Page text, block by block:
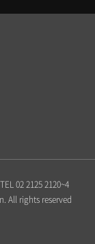
TEL 02 2125 2120~4
All rights reserved